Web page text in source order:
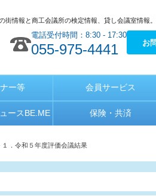
街情報と商工会議所の検定情報、貸し会議室情報
電話受付時間：8:30 - 17:30
055-975-4441 お
ー等 会員サービス
ースBE.ME 保険・共済
１．令和５年度評価会議結果